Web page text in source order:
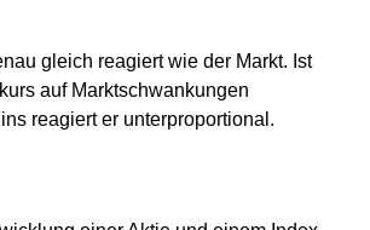
gleich reagiert wie der Markt. Ist
auf Marktschwankungen
reagiert er unterproportional.